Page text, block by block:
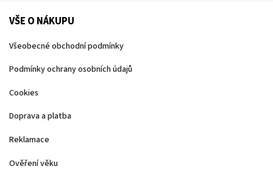
VŠE O NÁKUPU
Všeobecné obchodní podmínky
Podmínky ochrany osobních údajů
Cookies
Doprava a platba
Reklamace
Ověření věku